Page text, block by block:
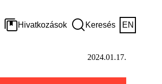
Hivatkozások Keresés EN
2024.01.17.